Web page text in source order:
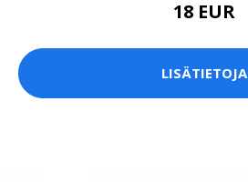
18 EUR
LISÄTIETOJA